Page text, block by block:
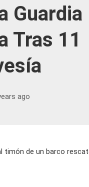
Guardia
Tras 11
ago
timón de un barco